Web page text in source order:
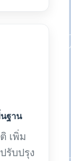
ฐาน
เพิ่ม
รับปรุง